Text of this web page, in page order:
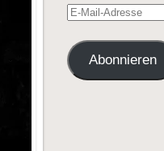
E-
Adresse
Abonnieren